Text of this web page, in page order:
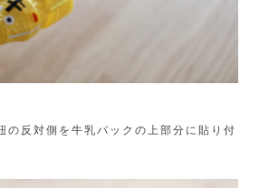
反対側を牛乳パックの上部分に貼り付